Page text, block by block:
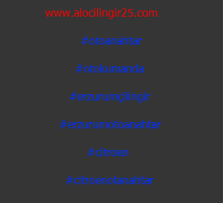
www.alocilingir25.com
#otoanahtar
#otokumanda
#erzurumçilingir
#erzurumotoanahtar
#citroen
#citroenotanahtar